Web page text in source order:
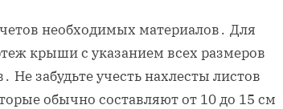
необходимых материалов․ Для
крыши с указанием всех размеров
Не забудьте учесть нахлесты листов
обычно составляют от 10 до 15 см